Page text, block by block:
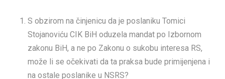
S obzirom na činjenicu da je poslaniku Tomici
Stojanoviću CIK BiH oduzela mandat po Izbornom
zakonu BiH, a ne po Zakonu o sukobu interesa RS,
može li se očekivati da ta praksa bude primijenjena i
na ostale poslanike u NSRS?